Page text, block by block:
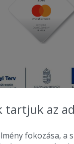
- Falatozz.hu -
tartjuk az
fokozása, a